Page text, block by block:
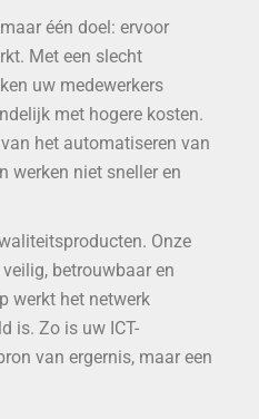
één doel: ervoor
Met een slecht
uw medewerkers
met hogere kosten.
het automatiseren van
werken niet sneller en
Onze
betrouwbaar en
werkt het netwerk
is. Zo is uw ICT-
van ergernis, maar een